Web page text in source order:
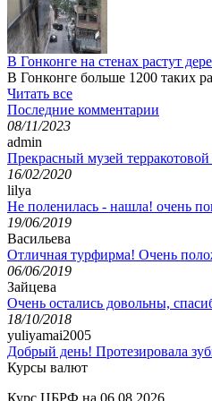
В Гонконге на стенах растут
В Гонконге больше 1200 таких
Читать все
Последние комментарии
08/11/2023
admin
Прекрасный музей
16/02/2020
lilya
Не поленилась - нашла! очень
19/06/2019
Васильева
Отличная турфирма! Очень
06/06/2019
Зайцева
Очень остались довольны,
18/10/2018
yuliyamai2005
Добрый день! Протезировала
Курсы валют
Курс ЦБРФ на 06.08.2026